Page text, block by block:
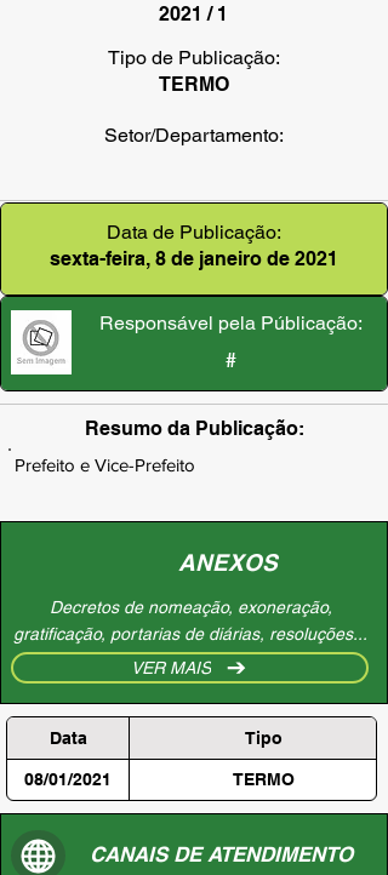
2021 / 1
Tipo de Publicação:
TERMO
Setor/Departamento:
Data de Publicação:
sexta-feira, 8 de janeiro de 2021
Responsável pela Públicação:
#
Resumo da Publicação:
Prefeito e Vice-Prefeito
ANEXOS
Decretos de nomeação, exoneração,
gratificação, portarias de diárias, resoluções...
VER MAIS
Data Tipo
08/01/2021 TERMO
CANAIS DE ATENDIMENTO